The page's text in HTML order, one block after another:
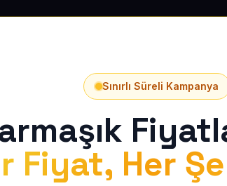
Sınırlı Süreli Kampanya
Fiyat, Her